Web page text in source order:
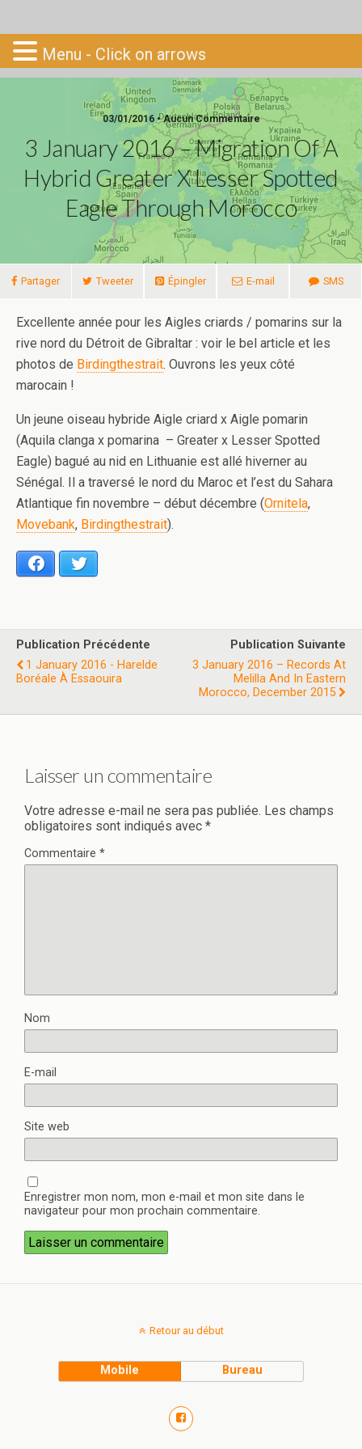
Go-South
03/01/2016 • Aucun Commentaire
3 January 2016 – Migration Of A
Hybrid Greater X Lesser Spotted
Eagle Through Morocco
Partager Tweeter Épingler E-mail SMS
Excellente année pour les Aigles criards / pomarins sur la
rive nord du Détroit de Gibraltar : voir le bel article et les
photos de Birdingthestrait. Ouvrons les yeux côté
marocain !
Un jeune oiseau hybride Aigle criard x Aigle pomarin
(Aquila clanga x pomarina – Greater x Lesser Spotted
Eagle) bagué au nid en Lithuanie est allé hiverner au
Sénégal. Il a traversé le nord du Maroc et l’est du Sahara
Atlantique fin novembre – début décembre (Ornitela,
Movebank, Birdingthestrait).
Facebook
Publication Précédente
1 January 2016 - Harelde
Boréale À Essaouira
Publication Suivante
3 January 2016 – Records At
Melilla And In Eastern
Morocco, December 2015
Laisser un commentaire
Votre adresse e-mail ne sera pas publiée. Les champs
obligatoires sont indiqués avec *
Commentaire *
Nom
E-mail
Site web
Enregistrer mon nom, mon e-mail et mon site dans le
navigateur pour mon prochain commentaire.
Retour au début
Mobile Bureau
Menu - Click on arrows